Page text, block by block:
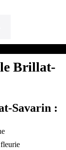
Brillat-
Savarin :